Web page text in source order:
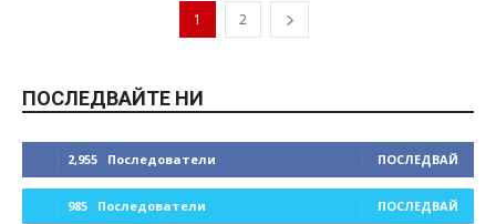
1 2
ПОСЛЕДВАЙТЕ НИ
2,955 Последователи ПОСЛЕДВАЙ
985 Последователи ПОСЛЕДВАЙ